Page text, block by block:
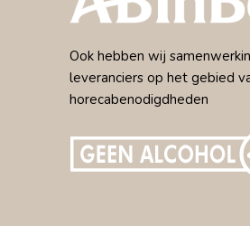
Ook hebben wij
leveranciers op het gebied
horecabenodigdheden